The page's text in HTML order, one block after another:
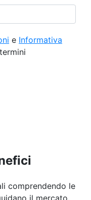
e Informativa
comprendendo le
il mercato.